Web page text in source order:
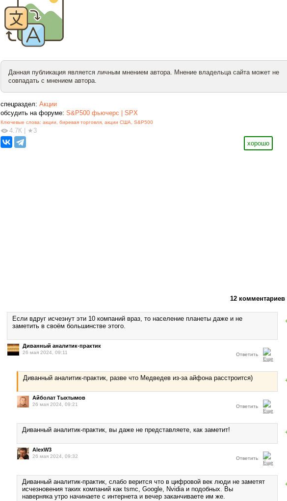
Данная публикация является личным мнением автора. Мнение владельца сайта может не
совпадать с мнением автора.
спецраздел: Акции
обсудить на форуме: S&P500 фьючерс | SPX
Ключевые слова: акции, биревая торговля, акции США, S&P500
4.7К
★3
хорошо
12 комментариев
Если вдруг исчезнут эти 10 компаний враз, то население планеты даже и не
заметить в своём большинстве этого.
Диванный аналитик-практик
26 мая 2024, 09:11 Ответить
Диванный аналитик-практик, разве что Медведев из-за айфона расстроится)
Айболат Тыхтымов
26 мая 2024, 09:21 Ответить
Диванный аналитик-практик, вы даже не представляете, как заметит!
AlexW3
26 мая 2024, 09:32 Ответить
Диванный аналитик-практик, слабо верится что в цифровой век люди не заметят
исчезновения таких компаний как tsmc, Google, Nvidia и подобных. Вы
наверняка утро начинаете с интернета и вечер заканчиваете им же.